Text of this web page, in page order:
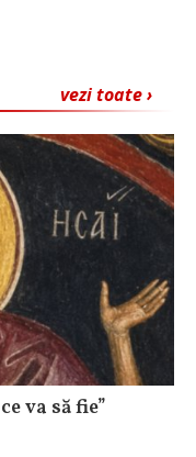
vezi toate ›
va să fie”